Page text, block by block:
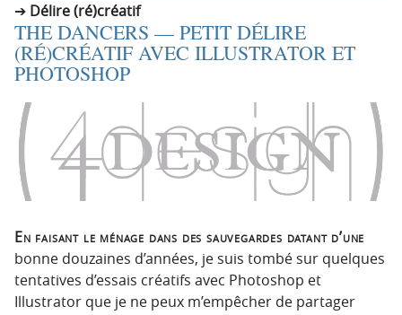
a
t
i
o
p
i
p
a
l
a
u
c
o
n
Délire (ré)créatif
THE DANCERS — PETIT DÉLIRE
(RÉ)CRÉATIF AVEC ILLUSTRATOR ET
PHOTOSHOP
En faisant le ménage dans des sauvegardes datant d’une
bonne douzaines d’années, je suis tombé sur quelques
tentatives d’essais créatifs avec Photoshop et
Illustrator que je ne peux m’empêcher de partager